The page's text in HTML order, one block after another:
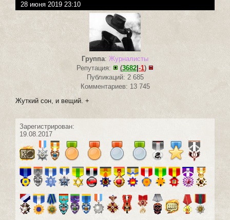
28 июня 2019 23:10
Группа: Журналисты
Репутация:
(3682|-1)
Публикаций: 2 685
Комментариев: 13 745
Жуткий сон, и вещий. +
Зарегистрирован:
19.08.2017